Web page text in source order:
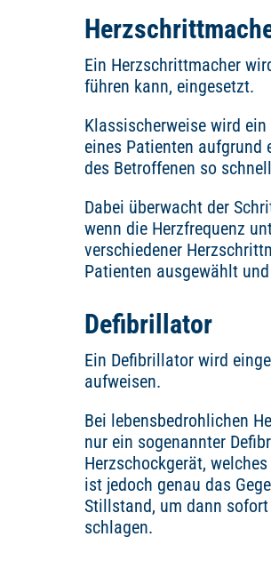
Ein Herzschrittmacher
führen kann, eingesetzt.
Klassischerweise wird
eines Patienten aufgrund
des Betroffenen so
Dabei überwacht der
wenn die Herzfrequenz
verschiedener
Patienten ausgewählt
Defibrillator
Ein Defibrillator wird
aufweisen.
Bei lebensbedrohlichen
nur ein sogenannter
Herzschockgerät,
ist jedoch genau das
Stillstand, um dann
schlagen.